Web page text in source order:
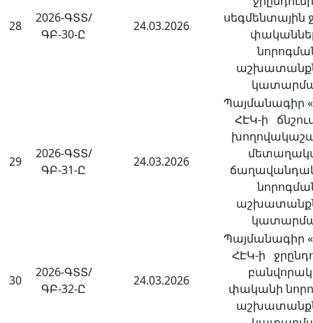
28
2026-ԳՏՏ/
ԳԲ-30-Ը
24.03.2026
սեգմենտային
29
2026-ԳՏՏ/
ԳԲ-31-Ը
24.03.2026
Պայմանագիր
ՀԷԿ-ի
30
2026-ԳՏՏ/
ԳԲ-32-Ը
24.03.2026
Պայմանագիր
ՀԷԿ-ի
փականի